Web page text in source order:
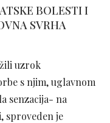
BOLESTI I
SVRHA
uzrok
s njim, uglavnom
senzacija- na
sproveden je